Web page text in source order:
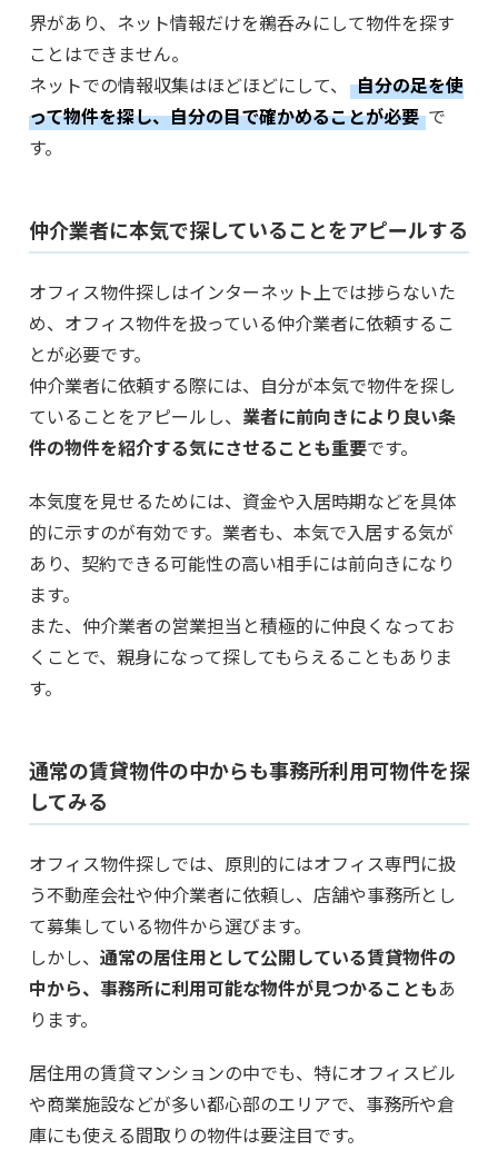
界があり、ネット情報だけを鵜呑みにして物件を探す
ことはできません。
ネットでの情報収集はほどほどにして、
自分の足を使
って物件を探し、自分の目で確かめることが必要 で
す。
仲介業者に本気で探していることをアピールする
オフィス物件探しはインターネット上では捗らないた
め、オフィス物件を扱っている仲介業者に依頼するこ
とが必要です。
仲介業者に依頼する際には、自分が本気で物件を探し
ていることをアピールし、 業者に前向きにより良い条
件の物件を紹介する気にさせることも重要です。
本気度を見せるためには、資金や入居時期などを具体
的に示すのが有効です。業者も、本気で入居する気が
あり、契約できる可能性の高い相手には前向きになり
ます。
また、仲介業者の営業担当と積極的に仲良くなってお
くことで、親身になって探してもらえることもありま
す。
通常の賃貸物件の中からも事務所利用可物件を探
してみる
オフィス物件探しでは、原則的にはオフィス専門に扱
う不動産会社や仲介業者に依頼し、店舗や事務所とし
て募集している物件から選びます。
しかし、 通常の居住用として公開している賃貸物件の
中から、事務所に利用可能な物件が見つかることもあ
ります。
居住用の賃貸マンションの中でも、特にオフィスビル
や商業施設などが多い都心部のエリアで、事務所や倉
庫にも使える間取りの物件は要注目です。